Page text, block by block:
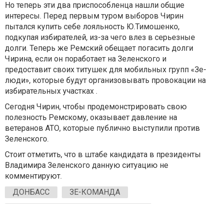
Но теперь эти два приспособленца нашли общие
интересы. Перед первым туром выборов Чирин
пытался купить себе лояльность Ю.Тимошенко,
подкупая избирателей, из-за чего влез в серьезные
долги. Теперь же Ремский обещает погасить долги
Чирина, если он поработает на Зеленского и
предоставит своих титушек для мобильных групп «Зе-
люди», которые будут организовывать провокации на
избирательных участках .
Сегодня Чирин, чтобы продемонстрировать свою
полезность Ремскому, оказывает давление на
ветеранов АТО, которые публично выступили против
Зеленского.
Стоит отметить, что в штабе кандидата в президенты
Владимира Зеленского данную ситуацию не
комментируют.
ДОНБАСС
ЗЕ-КОМАНДА